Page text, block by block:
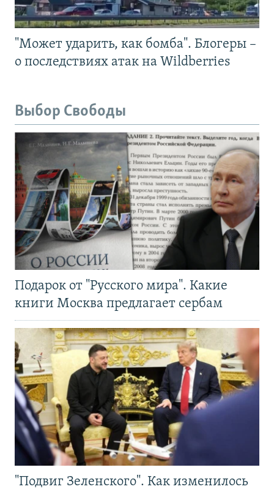
"Может ударить, как бомба". Блогеры –
о последствиях атак на Wildberries
Выбор Свободы
Подарок от "Русского мира". Какие
книги Москва предлагает сербам
"Подвиг Зеленского". Как изменилось